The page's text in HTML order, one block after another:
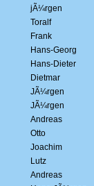
jÃ¼rgen
Toralf
Frank
Hans-Georg
Hans-Dieter
Dietmar
JÃ¼rgen
JÃ¼rgen
Andreas
Otto
Joachim
Lutz
Andreas